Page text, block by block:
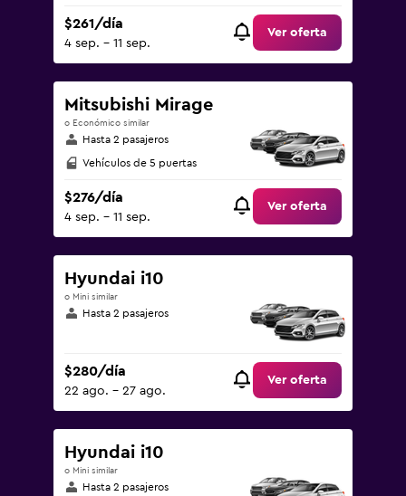
$261/día
4 sep. - 11 sep.
Ver oferta
Mitsubishi Mirage
o Económico similar
Hasta 2 pasajeros
Vehículos de 5 puertas
$276/día
4 sep. - 11 sep.
Ver oferta
Hyundai i10
o Mini similar
Hasta 2 pasajeros
$280/día
22 ago. - 27 ago.
Ver oferta
Hyundai i10
o Mini similar
Hasta 2 pasajeros